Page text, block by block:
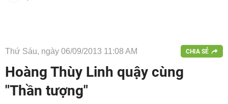
Thứ Sáu, ngày 06/09/2013 11:08 AM CHIA SẺ
Hoàng Thùy Linh quậy cùng
"Thần tượng"